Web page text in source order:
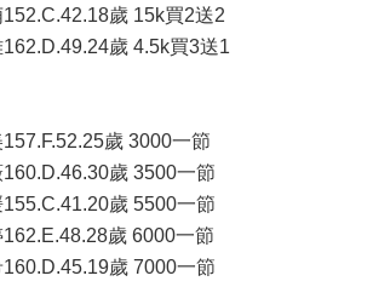
歲 15k買2送2
歲 4.5k買3送1
歲 3000一節
歲 3500一節
歲 5500一節
歲 6000一節
歲 7000一節